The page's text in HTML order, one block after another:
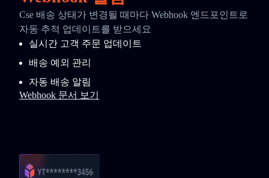
Cse 배송 상태가 변경될 때마다 Webhook 엔드포인트로
자동 추적 업데이트를 받으세요
실시간 고객 주문 업데이트
배송 예외 관리
자동 배송 알림
Webhook 문서 보기